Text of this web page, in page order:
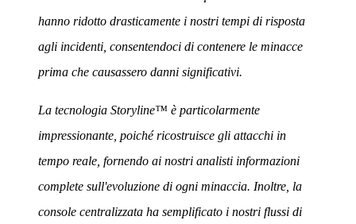
hanno ridotto drasticamente i nostri tempi di risposta
agli incidenti, consentendoci di contenere le minacce
prima che causassero danni significativi.
La tecnologia Storyline™ è particolarmente
impressionante, poiché ricostruisce gli attacchi in
tempo reale, fornendo ai nostri analisti informazioni
complete sull'evoluzione di ogni minaccia. Inoltre, la
console centralizzata ha semplificato i nostri flussi di